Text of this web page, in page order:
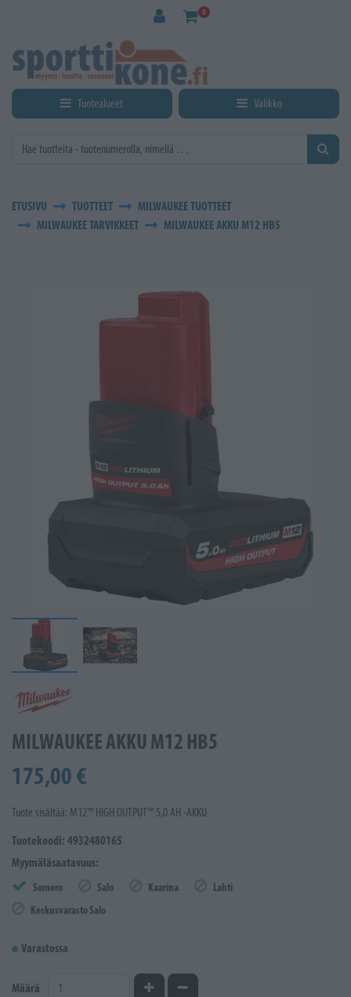
0
Tuotealueet Valikko
ETUSIVU TUOTTEET
MILWAUKEE TUOTTEET
MILWAUKEE TARVIKKEET
MILWAUKEE AKKU M12 HB5
MILWAUKEE AKKU M12 HB5
175,00 €
Tuote sisältää: M12™ HIGH OUTPUT™ 5,0 AH -AKKU
Tuotekoodi: 4932480165
Myymäläsaatavuus:
Somero Salo Kaarina
Lahti
Keskusvarasto Salo
Varastossa
Määrä Kasvata määrääVähennä määrää